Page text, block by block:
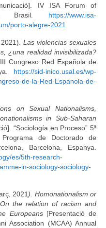
IV ISA Forum of
Brasil. https://www.isa-
porto-alegre-2021
Las violencias sexuales
¿una realidad invisibilizada?
Congreso Red Española de
https://sid-inico.usal.es/wp-
de-la-Red-Espanola-de-
on Sexual Nationalisms,
in Sub-Saharan
“Sociología en Proceso” 5ª
de Doctorado de
Barcelona, Espanya.
es/5th-research-
in-sociology-sociology-
2021 ). Homonationalism or
the relation of racism and
Europeans[Presentació de
Association (MCAA) Annual